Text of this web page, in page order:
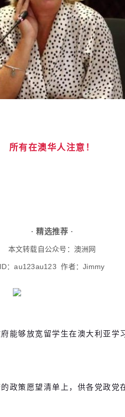
所有在澳华人注意！
· 精选推荐 ·
本文转载自公众号：澳洲网
ID：au123au123作者：Jimmy
能够放宽留学生在澳大利亚学
政策愿望清单上，供各党政党